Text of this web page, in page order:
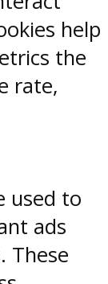
help
the
rate,
used to
ads
These